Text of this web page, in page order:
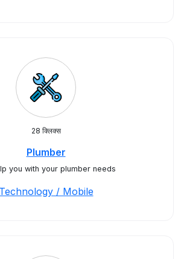
28 क्लिक्स
Plumber
you with your plumber needs
Technology / Mobile